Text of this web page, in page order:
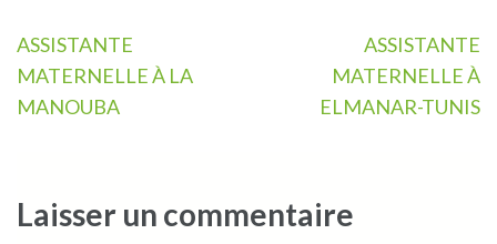
Navigation
de
l’article
ASSISTANTE
MATERNELLE À LA
MANOUBA
ASSISTANTE
MATERNELLE À
ELMANAR-TUNIS
Laisser un commentaire